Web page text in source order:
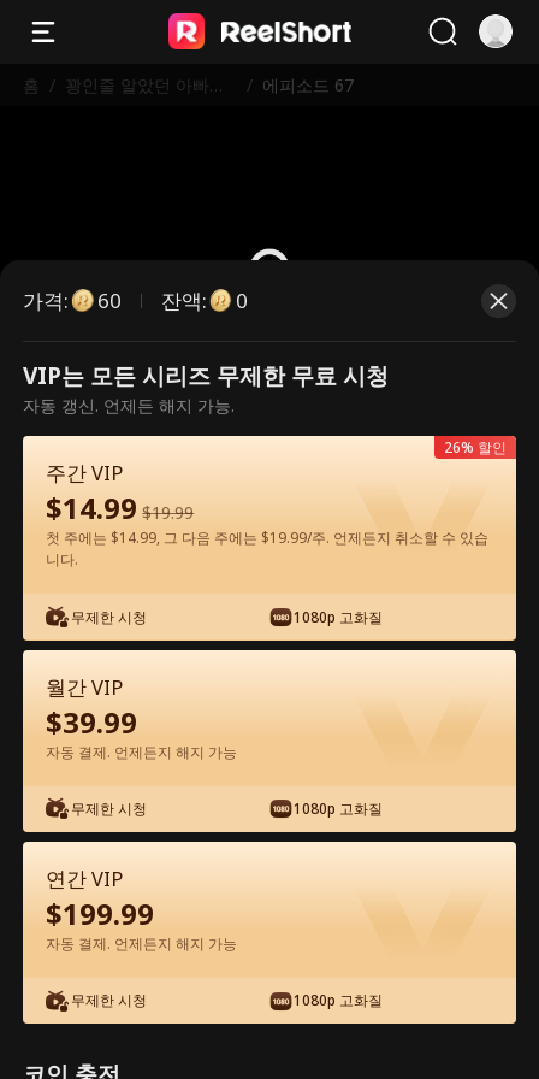
홈 / 꽝인줄 알았던 아빠가
/ 에피소드 67
유료 에피소드입니다. 시청하시려면
잠금을 해제해 주세요.
에피소드 67 - 꽝인줄 알았던 아빠가 알고
보니 세계 최강 거물?! 전체 영화
0-49 50-72 모든 에피소드
67
가격: 60 잔액: 0
VIP는 모든 시리즈 무제한 무료 시청
자동 갱신. 언제든 해지 가능.
주간 VIP
$14.99 $19.99
첫 주에는 $14.99, 그 다음 주에는 $19.99/주. 언제든지 취소할 수 있습
니다.
무제한 시청 1080p 고화질
26% 할인
월간 VIP
$39.99
자동 결제. 언제든지 해지 가능
무제한 시청 1080p 고화질
연간 VIP
$199.99
자동 결제. 언제든지 해지 가능
무제한 시청 1080p 고화질